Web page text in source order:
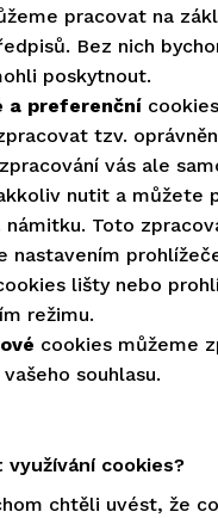
pracovat na
Bez nich
poskytnout.
a preferenční
tzv.
vás ale
nutit a můžete
Toto
nastavením
lišty nebo
režimu.
cookies můžeme
souhlasu.
využívání cookies?
chtěli uvést, že